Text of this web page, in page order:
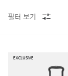
필터 보기
EXCLUSIVE